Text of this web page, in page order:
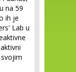
na 59
ih je
Lab u